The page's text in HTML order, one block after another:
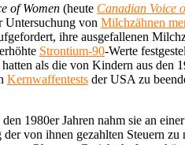
of Women (heute Canadian Voice
Untersuchung von Milchzähnen
ihre ausgefallenen
Strontium-90-Werte
als die von Kindern aus den
Kernwaffentests der USA zu
1980er Jahren nahm sie an
von ihnen gezahlten Steuern